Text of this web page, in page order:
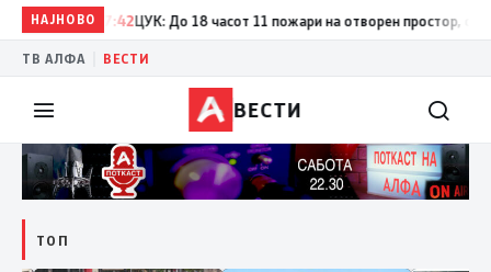
НАЈНОВО
17:42 ЦУК: До 18 часот 11 пожари на отворен простор, од кои
ТВ АЛФА ВЕСТИ
ВЕСТИ
ТОП